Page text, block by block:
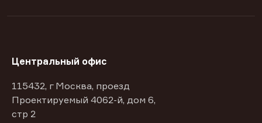
Центральный офис
115432, г Москва, проезд
Проектируемый 4062-й, дом 6,
стр 2